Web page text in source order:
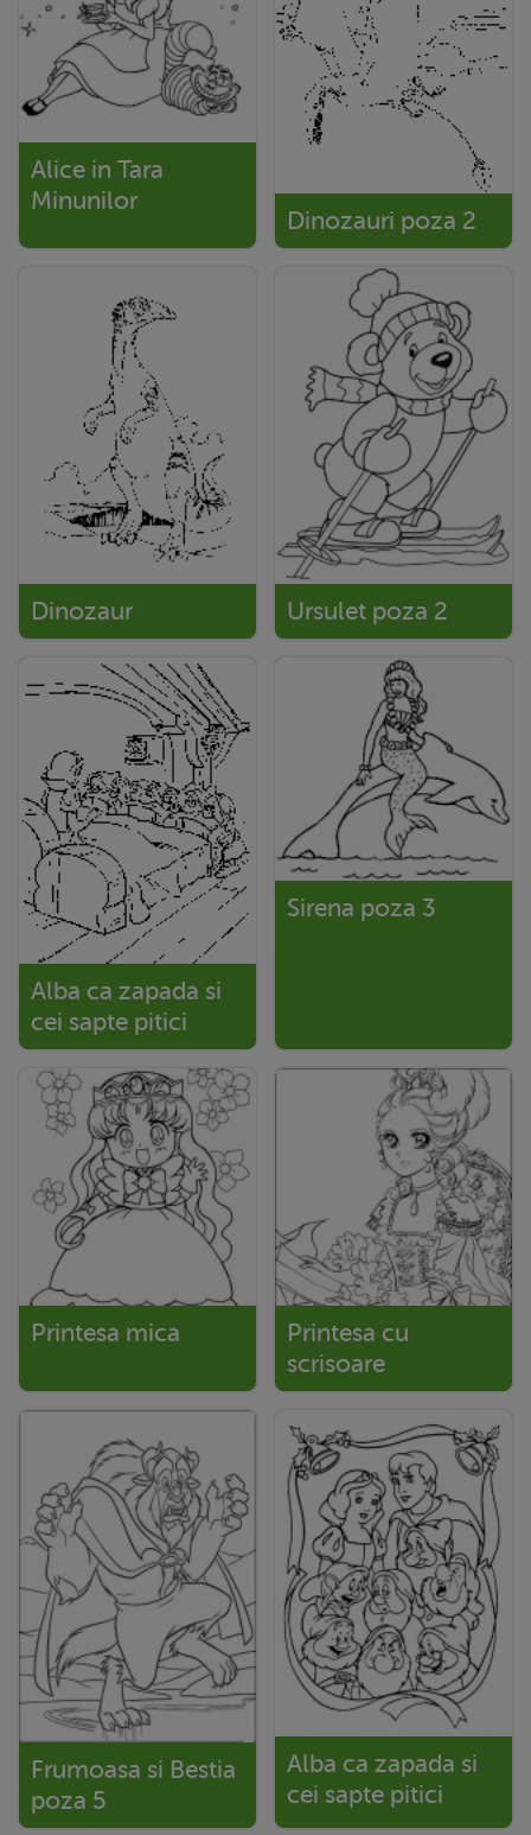
Alice in Tara
Minunilor
Dinozauri poza 2
Dinozaur Ursulet poza 2
Alba ca zapada si
cei sapte pitici
Sirena poza 3
Printesa mica
Printesa cu
scrisoare
Frumoasa si Bestia
poza 5
Alba ca zapada si
cei sapte pitici